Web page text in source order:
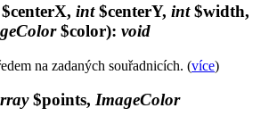
int$centerY, int$width,
$color): void
na zadaných souřadnicích. (více)
$points, ImageColor